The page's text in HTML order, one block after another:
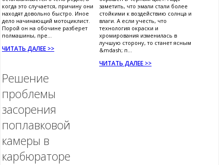
когда это случается, причину они
находят довольно быстро. Иное
дело начинающий мотоциклист.
Порой он на обочине разберет
полмашины, пре...
ЧИТАТЬ ДАЛЕЕ >>
заметить, что эмали стали более
стойкими к воздействию солнца и
влаги. А если учесть, что
технология окраски и
хромирования изменилась в
лучшую сторону, то станет ясным
&mdash; п...
ЧИТАТЬ ДАЛЕЕ >>
Решение
проблемы
засорения
поплавковой
камеры в
карбюраторе